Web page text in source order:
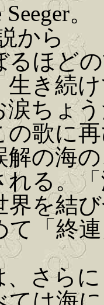
。
から
るほど
き続け
涙ちょ
の歌に
解の海
れる。
界を結
て「終
、さら